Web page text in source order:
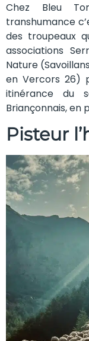
Chez Bleu
transhumance
des troupeaux
associations
Nature
en Vercors 26)
itinérance du
Briançonnais, en
Pisteur